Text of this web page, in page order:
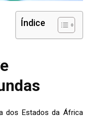
Índice
dos Estados da África